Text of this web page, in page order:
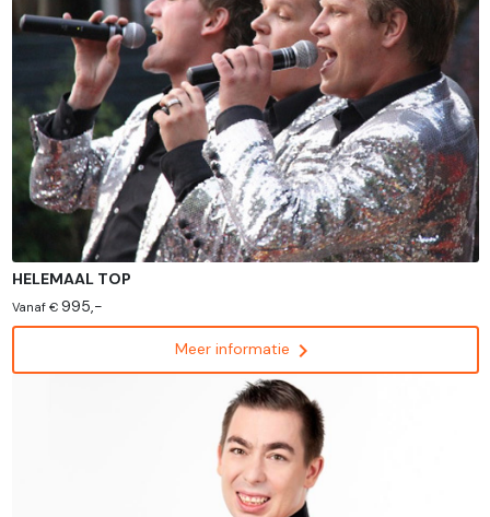
HELEMAAL TOP
Vanaf € 995,-
Meer informatie chevron_right